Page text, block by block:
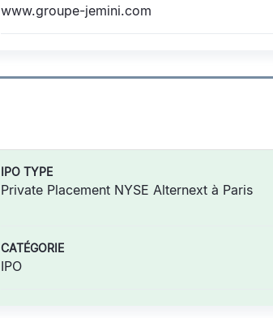
www.groupe-jemini.com
IPO TYPE
Private Placement NYSE Alternext à Paris
CATÉGORIE
IPO